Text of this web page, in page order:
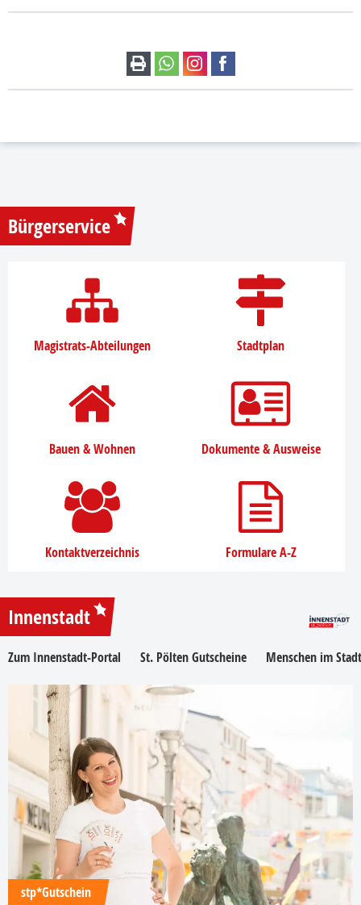
Bürgerservice
Magistrats-Abteilungen Stadtplan
Bauen & Wohnen Dokumente & Ausweise
Kontaktverzeichnis Formulare A-Z
Innenstadt
Zum Innenstadt-Portal St. Pölten Gutscheine Menschen im
stp*Gutschein